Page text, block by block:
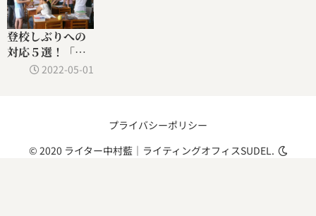
登校しぶりへの
対応５選！「学
校に行きたくな
2022-05-01
プライバシーポリシー
© 2020 ライター中村藍｜ライティングオフィスSUDEL.